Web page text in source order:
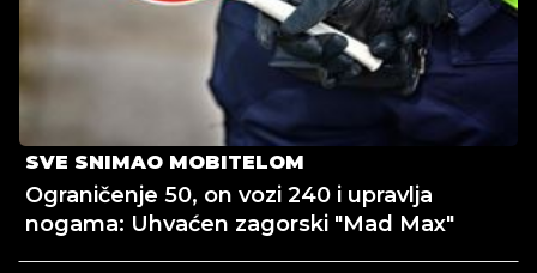
SVE SNIMAO MOBITELOM
Ograničenje 50, on vozi 240 i upravlja
nogama: Uhvaćen zagorski "Mad Max"